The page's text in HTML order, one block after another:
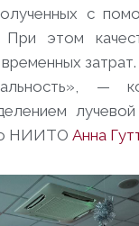
с
этом
—
лучевой
НИИТО Анна